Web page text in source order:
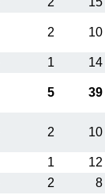
2 10
1 14
5 39
2 10
1 12
2 8